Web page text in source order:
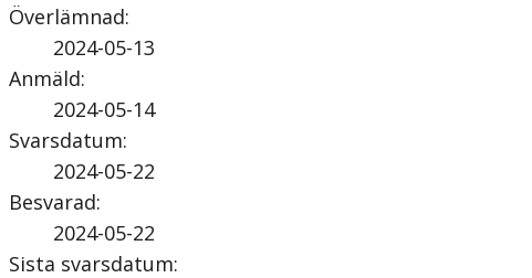
Överlämnad:
2024-05-13
Anmäld:
2024-05-14
Svarsdatum:
2024-05-22
Besvarad:
2024-05-22
Sista svarsdatum: